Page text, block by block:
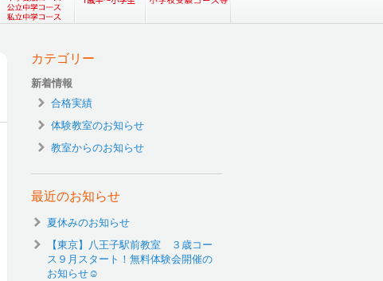
カテゴリー
新着情報
合格実績
体験教室のお知らせ
教室からのお知らせ
最近のお知らせ
夏休みのお知らせ
【東京】八王子駅前教室 ３歳コー
ス９月スタート！無料体験会開催の
お知らせ☺️